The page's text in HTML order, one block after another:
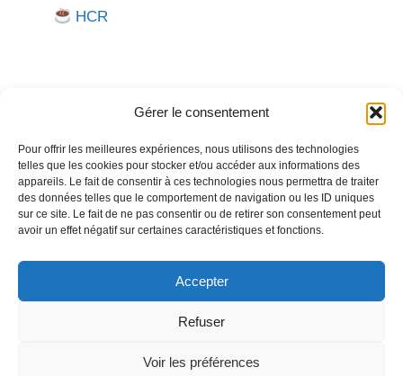
Gérer le consentement
Pour offrir les meilleures expériences, nous utilisons des technologies
telles que les cookies pour stocker et/ou accéder aux informations des
appareils. Le fait de consentir à ces technologies nous permettra de traiter
des données telles que le comportement de navigation ou les ID uniques
sur ce site. Le fait de ne pas consentir ou de retirer son consentement peut
avoir un effet négatif sur certaines caractéristiques et fonctions.
Accepter
Refuser
Voir les préférences
HCR
Besoin d'aide pour créer ou gérer votre entreprise ?
Un expert vous répond.
Nous contacter →